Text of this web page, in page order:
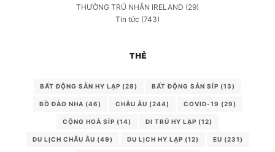
THƯỜNG TRÚ NHÂN IRELAND (29)
Tin tức (743)
THẺ
BẤT ĐỘNG SẢN HY LẠP (28) BẤT ĐỘNG SẢN SÍP (13)
BỒ ĐÀO NHA (46) CHÂU ÂU (244) COVID-19 (29)
CỘNG HOÀ SÍP (14) DI TRÚ HY LẠP (12)
DU LỊCH CHÂU ÂU (49) DU LỊCH HY LẠP (12) EU (231)